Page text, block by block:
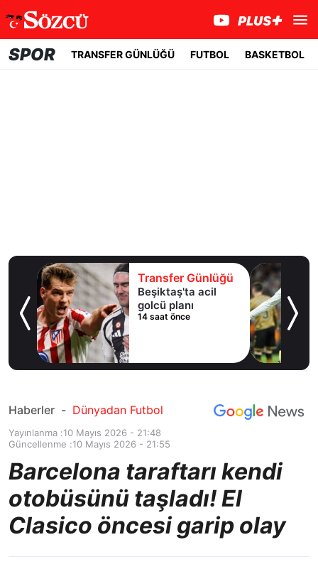
SPOR TRANSFER GÜNLÜĞÜ FUTBOL BASKETBOL
Transfer Günlüğü
Beşiktaş'ta acil
golcü planı
14 saat önce
Haberler - Dünyadan Futbol
Yayınlanma :10 Mayıs 2026 - 21:48
Güncellenme :10 Mayıs 2026 - 21:55
Barcelona taraftarı kendi
otobüsünü taşladı! El
Clasico öncesi garip olay